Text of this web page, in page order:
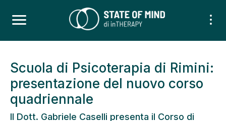
Scuola di Psicoterapia di Rimini:
presentazione del nuovo corso
quadriennale
Il Dott. Gabriele Caselli presenta il Corso di